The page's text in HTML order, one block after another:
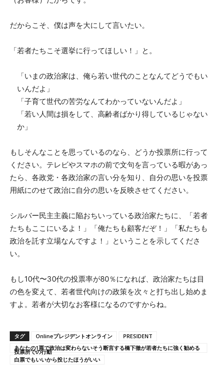
だからこそ、僕は声を大にして言いたい。
「若者たちこそ選挙に行ってほしい！」と。
「いまの政治家は、俺ら若い世代のことなんてどうでもい
いんだよ」
「子育て世代の苦労なんてわかっていないんだよ」
「若い人間は損をして、高齢者ばかり得しているじゃない
か」
もしそんなことを思っているのなら、どうか投票所に行って
ください。テレビやスマホの前で文句を言っている暇があっ
たら、各政党・各政治家の言い分を知り、自分の思いを投票
用紙にのせて政治に自分の思いを反映させてください。
シルバー民主主義に陥おちいっている政治家たちに、「若者
たちもここにいるよ！」「俺たちも顧客だぞ！」「私たちも
政治を託す立場なんですよ！」ということを示してくださ
い。
もし10代〜30代の投票率が80％になれば、政治家たちは目
の色を変えて、若者世代向けの政策を次々と打ち出し始めま
すよ。若者が大切なお客様になるのですからね。
タグ Onlineプレジデントオンライン
PRESIDENT
あなたの1票で政治は変わらないそう断言する橋下徹が若者たちに強く勧める
投票所での行動
白票でもいいから投じたほうがいい